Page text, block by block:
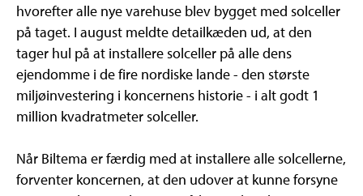
hvorefter alle nye varehuse blev bygget med solceller
på taget. I august meldte detailkæden ud, at den
tager hul på at installere solceller på alle dens
ejendomme i de fire nordiske lande - den største
miljøinvestering i koncernens historie - i alt godt 1
million kvadratmeter solceller.
Når Biltema er færdig med at installere alle solcellerne,
forventer koncernen, at den udover at kunne forsyne